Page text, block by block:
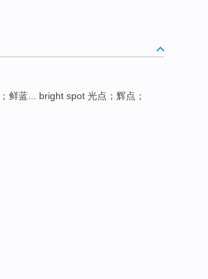
；鲜蓝... bright spot 光点；辉点；